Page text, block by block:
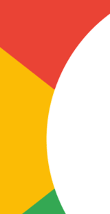
La Sole en
Cadena 3